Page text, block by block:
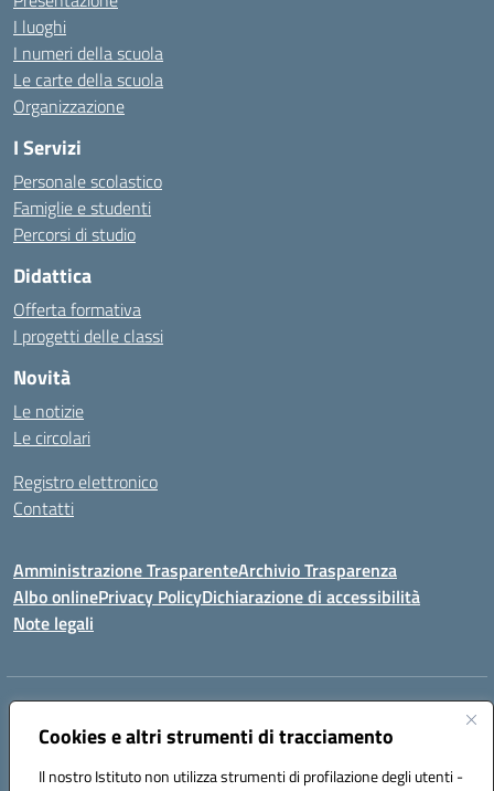
Cookies e altri strumenti di tracciamento
Il nostro Istituto non utilizza strumenti di profilazione degli utenti -
I luoghi
I numeri della scuola
Le carte della scuola
Organizzazione
I Servizi
Personale scolastico
Famiglie e studenti
Percorsi di studio
Didattica
Offerta formativa
I progetti delle classi
Novità
Le notizie
Le circolari
Registro elettronico
Contatti
Amministrazione TrasparenteArchivio Trasparenza
Albo onlinePrivacy PolicyDichiarazione di accessibilità
Note legali
Indirizzo:Via Olimpia, 14 88068 SOVERATO (CZ)
Centralino:096721161 Email:czic869004@istruzione.it